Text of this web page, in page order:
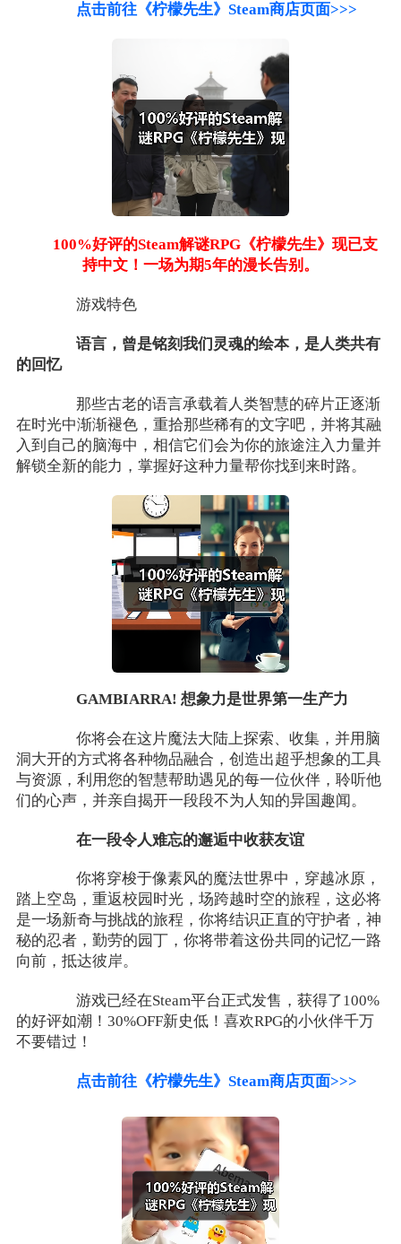
点击前往《柠檬先生》Steam商店页面>>>
100%好评的Steam解谜RPG《柠檬先生》现已支
持中文！一场为期5年的漫长告别。
游戏特色
语言，曾是铭刻我们灵魂的绘本，是人类共有
的回忆
那些古老的语言承载着人类智慧的碎片正逐渐
在时光中渐渐褪色，重拾那些稀有的文字吧，并将其融
入到自己的脑海中，相信它们会为你的旅途注入力量并
解锁全新的能力，掌握好这种力量帮你找到来时路。
GAMBIARRA! 想象力是世界第一生产力
你将会在这片魔法大陆上探索、收集，并用脑
洞大开的方式将各种物品融合，创造出超乎想象的工具
与资源，利用您的智慧帮助遇见的每一位伙伴，聆听他
们的心声，并亲自揭开一段段不为人知的异国趣闻。
在一段令人难忘的邂逅中收获友谊
你将穿梭于像素风的魔法世界中，穿越冰原，
踏上空岛，重返校园时光，场跨越时空的旅程，这必将
是一场新奇与挑战的旅程，你将结识正直的守护者，神
秘的忍者，勤劳的园丁，你将带着这份共同的记忆一路
向前，抵达彼岸。
游戏已经在Steam平台正式发售，获得了100%
的好评如潮！30%OFF新史低！喜欢RPG的小伙伴千万
不要错过！
点击前往《柠檬先生》Steam商店页面>>>